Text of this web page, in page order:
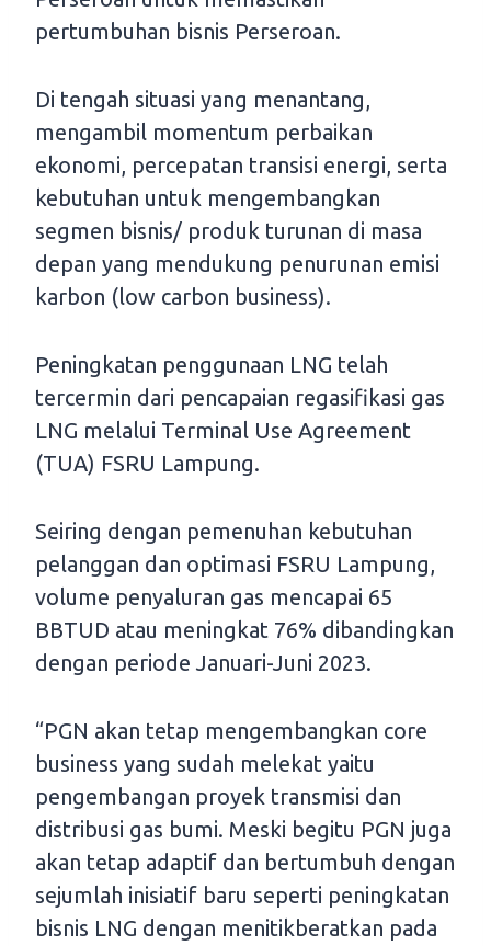
pertumbuhan bisnis Perseroan.
Di tengah situasi yang menantang,
mengambil momentum perbaikan
ekonomi, percepatan transisi energi, serta
kebutuhan untuk mengembangkan
segmen bisnis/ produk turunan di masa
depan yang mendukung penurunan emisi
karbon (low carbon business).
Peningkatan penggunaan LNG telah
tercermin dari pencapaian regasifikasi gas
LNG melalui Terminal Use Agreement
(TUA) FSRU Lampung.
Seiring dengan pemenuhan kebutuhan
pelanggan dan optimasi FSRU Lampung,
volume penyaluran gas mencapai 65
BBTUD atau meningkat 76% dibandingkan
dengan periode Januari-Juni 2023.
“PGN akan tetap mengembangkan core
business yang sudah melekat yaitu
pengembangan proyek transmisi dan
distribusi gas bumi. Meski begitu PGN juga
akan tetap adaptif dan bertumbuh dengan
sejumlah inisiatif baru seperti peningkatan
bisnis LNG dengan menitikberatkan pada